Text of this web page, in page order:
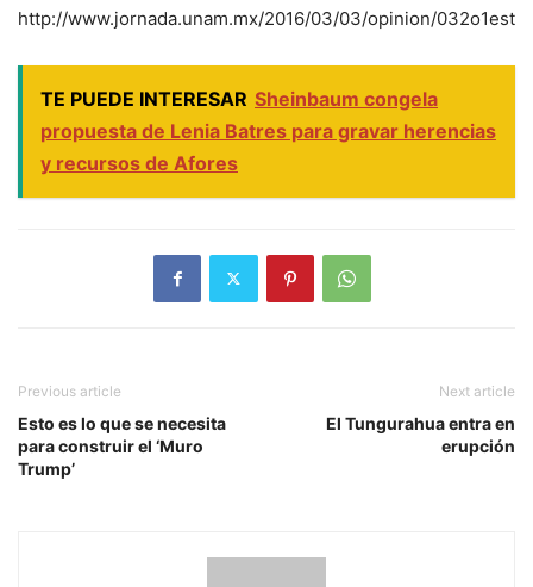
http://www.jornada.unam.mx/2016/03/03/opinion/032o1est
TE PUEDE INTERESAR Sheinbaum congela
propuesta de Lenia Batres para gravar herencias
y recursos de Afores
Previous article
Esto es lo que se necesita
para construir el ‘Muro
Trump’
Next article
El Tungurahua entra en
erupción